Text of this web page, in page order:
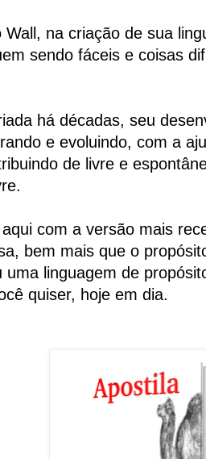
Wall, na criação de sua
sendo fáceis e coisas
há décadas, seu
e evoluindo, com a
de livre e
com a versão mais
bem mais que o
linguagem de
quiser, hoje em dia.